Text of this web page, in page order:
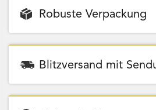
Robuste Verpackung
Blitzversand mit